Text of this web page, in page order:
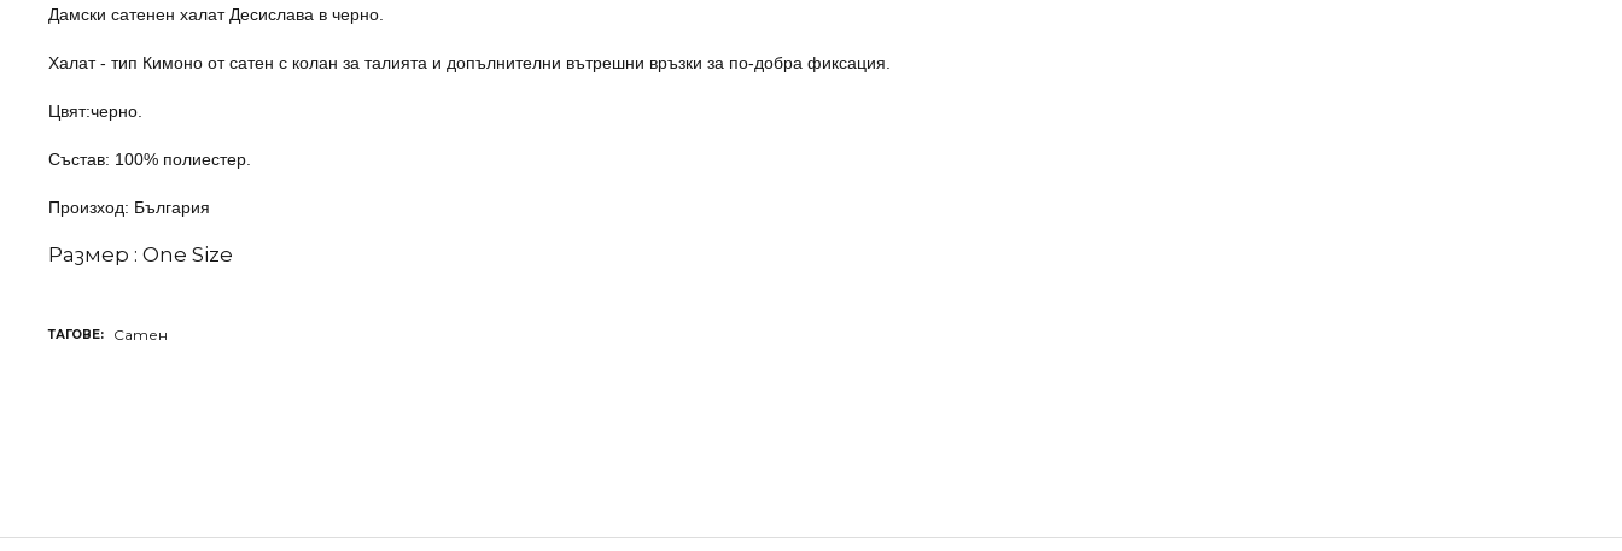
Дамски сатенен халат Десислава в черно.
Халат - тип Кимоно от сатен с колан за талията и допълнителни вътрешни връзки за по-добра фиксация.
Цвят:черно.
Състав: 100% полиестер.
Произход: България
Размер : One Size
ТАГОВЕ: Сатен